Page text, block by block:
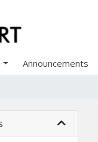
Announcements